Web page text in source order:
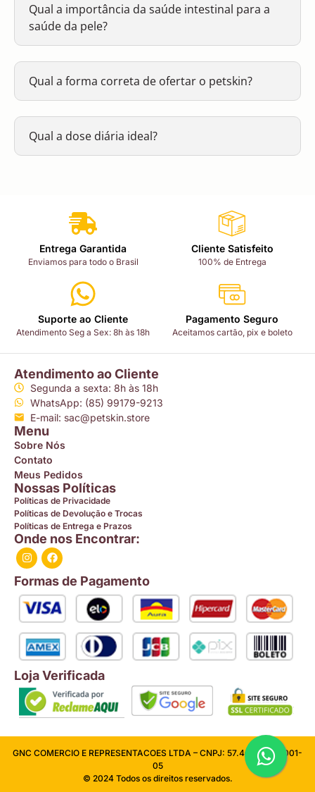
Qual a importância da saúde intestinal para a
saúde da pele?
Qual a forma correta de ofertar o petskin?
Qual a dose diária ideal?
Entrega Garantida
Enviamos para todo o Brasil
Cliente Satisfeito
100% de Entrega
Suporte ao Cliente
Atendimento Seg a Sex: 8h às 18h
Pagamento Seguro
Aceitamos cartão, pix e boleto
Atendimento ao Cliente
Segunda a sexta: 8h às 18h
WhatsApp: (85) 99179-9213
E-mail: sac@petskin.store
Menu
Sobre Nós
Contato
Meus Pedidos
Nossas Políticas
Políticas de Privacidade
Políticas de Devolução e Trocas
Políticas de Entrega e Prazos
Onde nos Encontrar:
Formas de Pagamento
Loja Verificada
GNC COMERCIO E REPRESENTACOES LTDA – CNPJ: 57.409.026/0001-
05
© 2024 Todos os direitos reservados.